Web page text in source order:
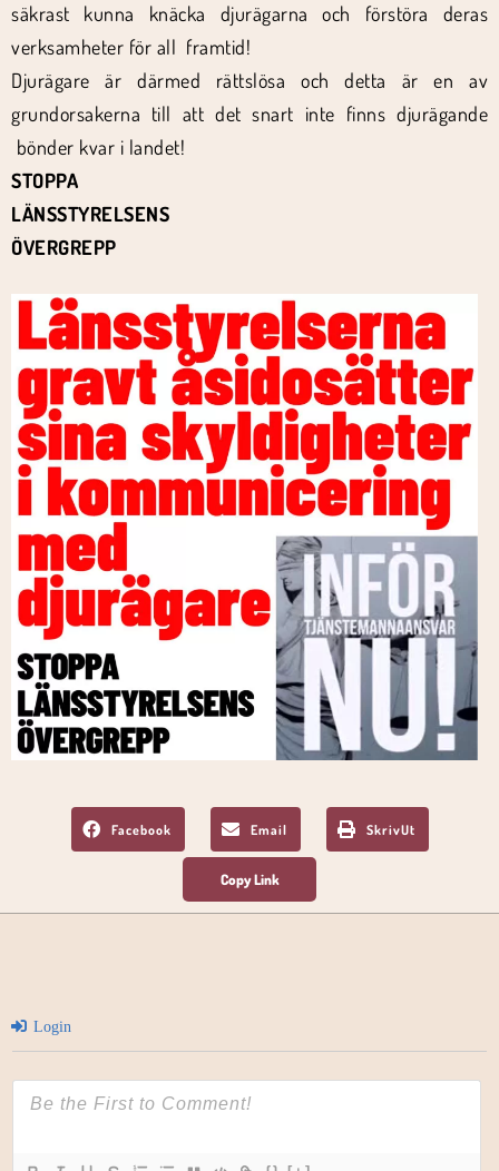
säkrast kunna knäcka djurägarna och förstöra deras
verksamheter för all framtid!
Djurägare är därmed rättslösa och detta är en av
grundorsakerna till att det snart inte finns djurägande
bönder kvar i landet!
STOPPA
LÄNSSTYRELSENS
ÖVERGREPP
Facebook Email SkrivUt
Login